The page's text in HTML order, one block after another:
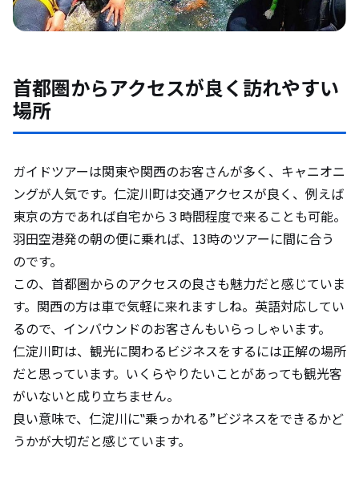
首都圏からアクセスが良く訪れやすい
場所
ガイドツアーは関東や関西のお客さんが多く、キャニオニ
ングが人気です。仁淀川町は交通アクセスが良く、例えば
東京の方であれば自宅から３時間程度で来ることも可能。
羽田空港発の朝の便に乗れば、13時のツアーに間に合う
のです。
この、首都圏からのアクセスの良さも魅力だと感じていま
す。関西の方は車で気軽に来れますしね。英語対応してい
るので、インバウンドのお客さんもいらっしゃいます。
仁淀川町は、観光に関わるビジネスをするには正解の場所
だと思っています。いくらやりたいことがあっても観光客
がいないと成り立ちません。
良い意味で、仁淀川に‟乗っかれる”ビジネスをできるかど
うかが大切だと感じています。